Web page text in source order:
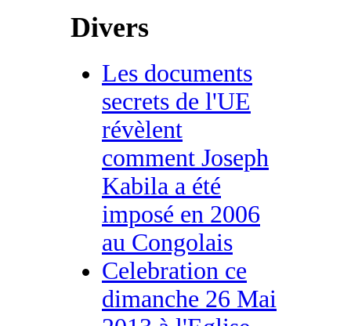
Divers
Les documents
secrets de l'UE
révèlent
comment Joseph
Kabila a été
imposé en 2006
au Congolais
Celebration ce
dimanche 26 Mai